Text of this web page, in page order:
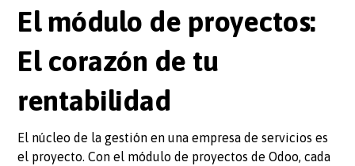
El módulo de proyectos:
El corazón de tu
rentabilidad
El núcleo de la gestión en una empresa de servicios es
el proyecto. Con el módulo de proyectos de Odoo, cada